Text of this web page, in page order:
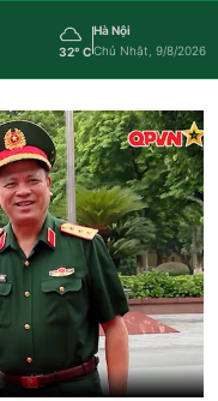
32° C
Hà Nội
Chủ Nhật, 9/8/2026